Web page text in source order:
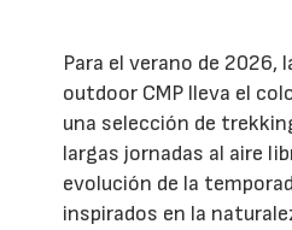
Para el verano de 2026,
outdoor CMP lleva el
una selección de
largas jornadas al aire
evolución de la
inspirados en la